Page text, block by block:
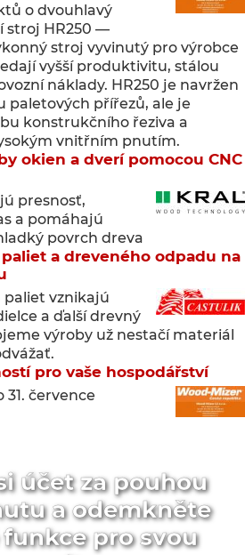
o dvouhlavý
stroj HR250 —
stroj vyvinutý pro výrobce
vyšší produktivitu, stálou
náklady. HR250 je navržen
paletových přířezů, ale je
konstrukčního řeziva a
vnitřním pnutím.
presnosť,
a pomáhajú
povrch dreva
paliet vznikajú
a ďalší drevný
výroby už nestačí materiál
pro vaše hospodářství
31. července
účet za pouhou
a odemkněte
pro svou